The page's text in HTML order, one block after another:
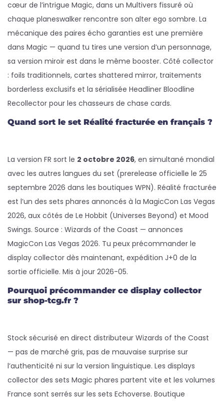
cœur de l’intrigue Magic, dans un Multivers fissuré où
chaque planeswalker rencontre son alter ego sombre. La
mécanique des paires écho garanties est une première
dans Magic — quand tu tires une version d’un personnage,
sa version miroir est dans le même booster. Côté collector
: foils traditionnels, cartes shattered mirror, traitements
borderless exclusifs et la sérialisée Headliner Bloodline
Recollector pour les chasseurs de chase cards.
Quand sort le set Réalité fracturée en français ?
La version FR sort le 2 octobre 2026, en simultané mondial
avec les autres langues du set (prerelease officielle le 25
septembre 2026 dans les boutiques WPN). Réalité fracturée
est l’un des sets phares annoncés à la MagicCon Las Vegas
2026, aux côtés de Le Hobbit (Universes Beyond) et Mood
Swings. Source : Wizards of the Coast — annonces
MagicCon Las Vegas 2026. Tu peux précommander le
display collector dès maintenant, expédition J+0 de la
sortie officielle. Mis à jour 2026-05.
Pourquoi précommander ce display collector
sur shop-tcg.fr ?
Stock sécurisé en direct distributeur Wizards of the Coast
— pas de marché gris, pas de mauvaise surprise sur
l’authenticité ni sur la version linguistique. Les displays
collector des sets Magic phares partent vite et les volumes
France sont serrés sur les sets Echoverse. Boutique